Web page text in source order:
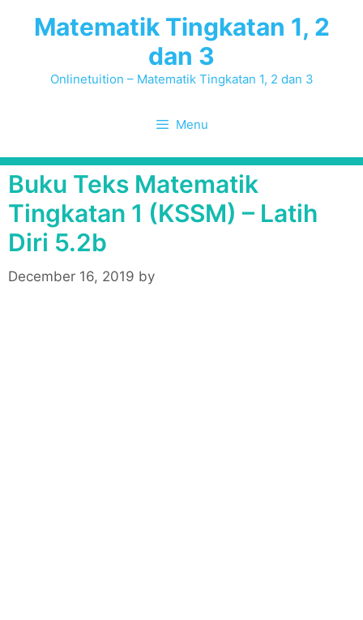
Matematik Tingkatan 1, 2
dan 3
Onlinetuition – Matematik Tingkatan 1, 2 dan 3
Menu
Buku Teks Matematik
Tingkatan 1 (KSSM) – Latih
Diri 5.2b
December 16, 2019 by